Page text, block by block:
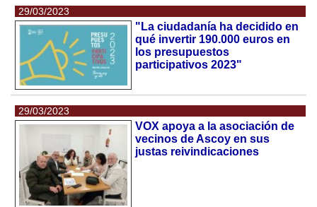
29/03/2023
"La ciudadanía ha decidido en
qué invertir 190.000 euros en
los presupuestos
participativos 2023"
29/03/2023
VOX apoya a la asociación de
vecinos de Ascoy en sus
justas reivindicaciones